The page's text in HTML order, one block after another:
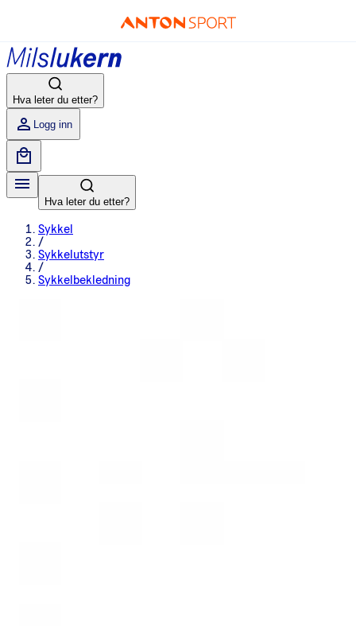
Hva leter du etter?
Logg inn
Hva leter du etter?
Sykkel
/
Sykkelutstyr
/
Sykkelbekledning